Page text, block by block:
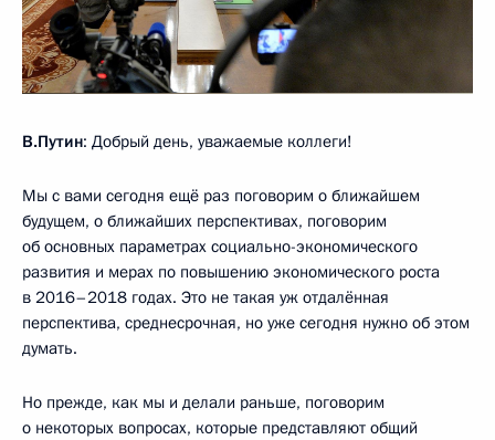
В.Путин: Добрый день, уважаемые коллеги!
Мы с вами сегодня ещё раз поговорим о ближайшем
будущем, о ближайших перспективах, поговорим
об основных параметрах социально-экономического
развития и мерах по повышению экономического роста
в 2016–2018 годах. Это не такая уж отдалённая
перспектива, среднесрочная, но уже сегодня нужно об этом
думать.
Но прежде, как мы и делали раньше, поговорим
о некоторых вопросах, которые представляют общий